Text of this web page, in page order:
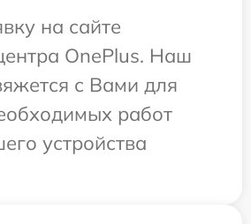
на сайте
OnePlus. Наш
с Вами для
работ
устройства